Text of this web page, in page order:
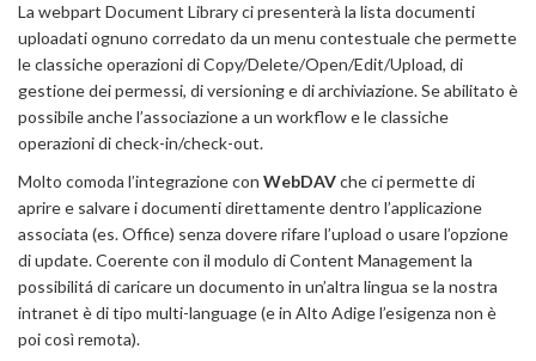
La webpart Document Library ci presenterà la lista documenti
uploadati ognuno corredato da un menu contestuale che permette
le classiche operazioni di Copy/Delete/Open/Edit/Upload, di
gestione dei permessi, di versioning e di archiviazione. Se abilitato è
possibile anche l’associazione a un workflow e le classiche
operazioni di check-in/check-out.
Molto comoda l’integrazione con WebDAVche ci permette di
aprire e salvare i documenti direttamente dentro l’applicazione
associata (es. Office) senza dovere rifare l’upload o usare l’opzione
di update. Coerente con il modulo di Content Management la
possibilitá di caricare un documento in un’altra lingua se la nostra
intranet è di tipo multi-language (e in Alto Adige l’esigenza non è
poi così remota).